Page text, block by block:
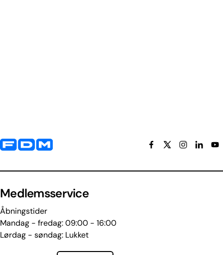
Yderligere information og kontaktoplysninger
Medlemsservice
Åbningstider
Mandag - fredag: 09:00 - 16:00
Lørdag - søndag: Lukket